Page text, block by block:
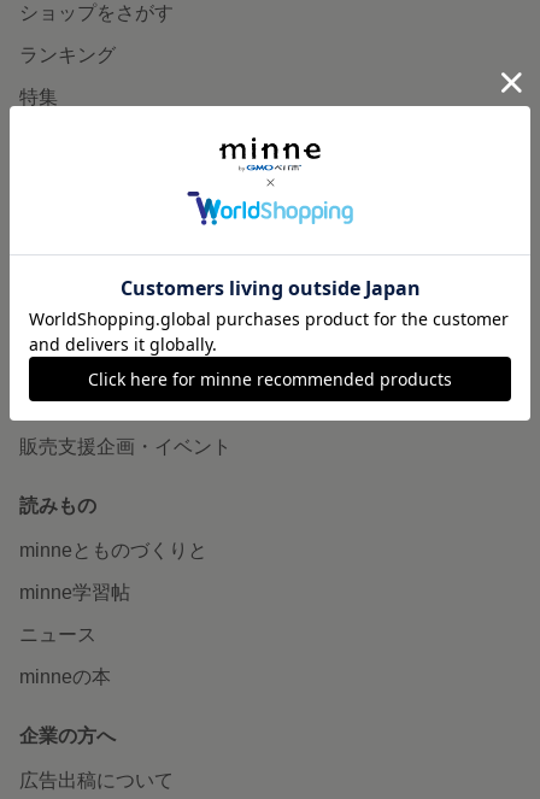
ショップをさがす
ランキング
特集
ヴィンテージ販売
ダウンロード販売
minne PLUS
minne LAB
販売支援企画・イベント
読みもの
minneとものづくりと
minne学習帖
ニュース
minneの本
企業の方へ
広告出稿について